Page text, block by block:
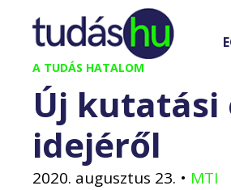
Kilépés
tartalomba
A TUDÁS HATALOM
Új kutatási
idejéről
2020. augusztus 23. • MTI